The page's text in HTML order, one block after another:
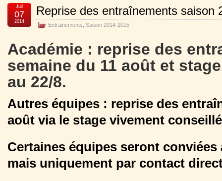
Reprise des entraînements saison
Entrainements Saison 2014-2015
Juil
07
2014
Académie : reprise des
semaine du 11 août et
au 22/8.
Autres équipes : reprise des
août via le stage vivement
Certaines équipes seront
mais uniquement par contact